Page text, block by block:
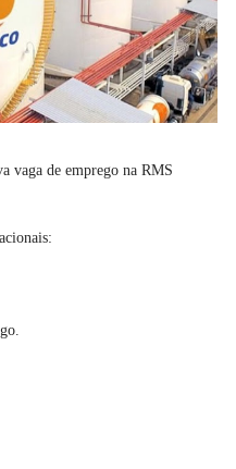
vaga de emprego na RMS